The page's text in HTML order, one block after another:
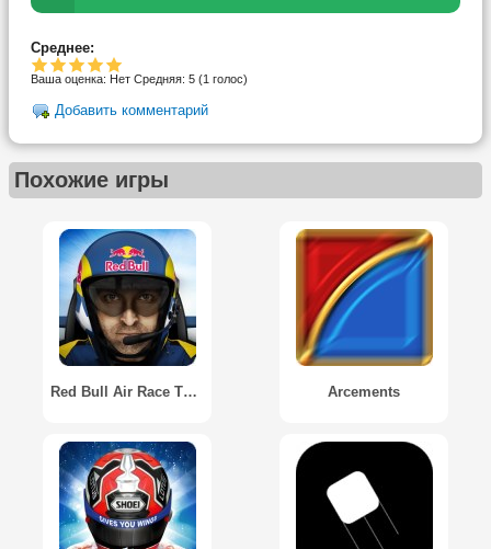
Среднее:
Ваша оценка: Нет Средняя: 5 (1 голос)
Добавить комментарий
Похожие игры
Red Bull Air Race The Game Arcements